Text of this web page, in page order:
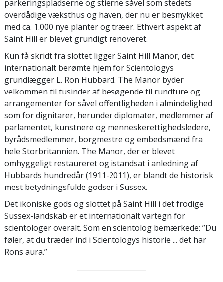
parkeringspladserne og stierne såvel som stedets
overdådige væksthus og haven, der nu er besmykket
med ca. 1.000 nye planter og træer. Ethvert aspekt af
Saint Hill er blevet grundigt renoveret.
Kun få skridt fra slottet ligger Saint Hill Manor, det
internationalt berømte hjem for Scientologys
grundlægger L. Ron Hubbard. The Manor byder
velkommen til tusinder af besøgende til rundture og
arrangementer for såvel offentligheden i almindelighed
som for dignitarer, herunder diplomater, medlemmer af
parlamentet, kunstnere og menneskerettighedsledere,
byrådsmedlemmer, borgmestre og embedsmænd fra
hele Storbritannien. The Manor, der er blevet
omhyggeligt restaureret og istandsat i anledning af
Hubbards hundredår (1911-2011), er blandt de historisk
mest betydningsfulde godser i Sussex.
Det ikoniske gods og slottet på Saint Hill i det frodige
Sussex-landskab er et internationalt vartegn for
scientologer overalt. Som en scientolog bemærkede: ”Du
føler, at du træder ind i Scientologys historie ... det har
Rons aura.”